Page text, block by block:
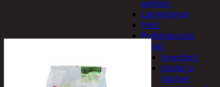
peitteet
Lämmittimet
Peilit
Pyyhkijänsulat
Sähkö
Invertterit
Johdot ja
liittimet